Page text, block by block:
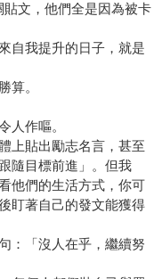
文，他們全是因為被卡
自我提升的日子，就是
算。
人作嘔。
上貼出勵志名言，甚至
隨目標前進」。但我
他們的生活方式，你可
盯著自己的發文能獲得
：「沒人在乎，繼續努